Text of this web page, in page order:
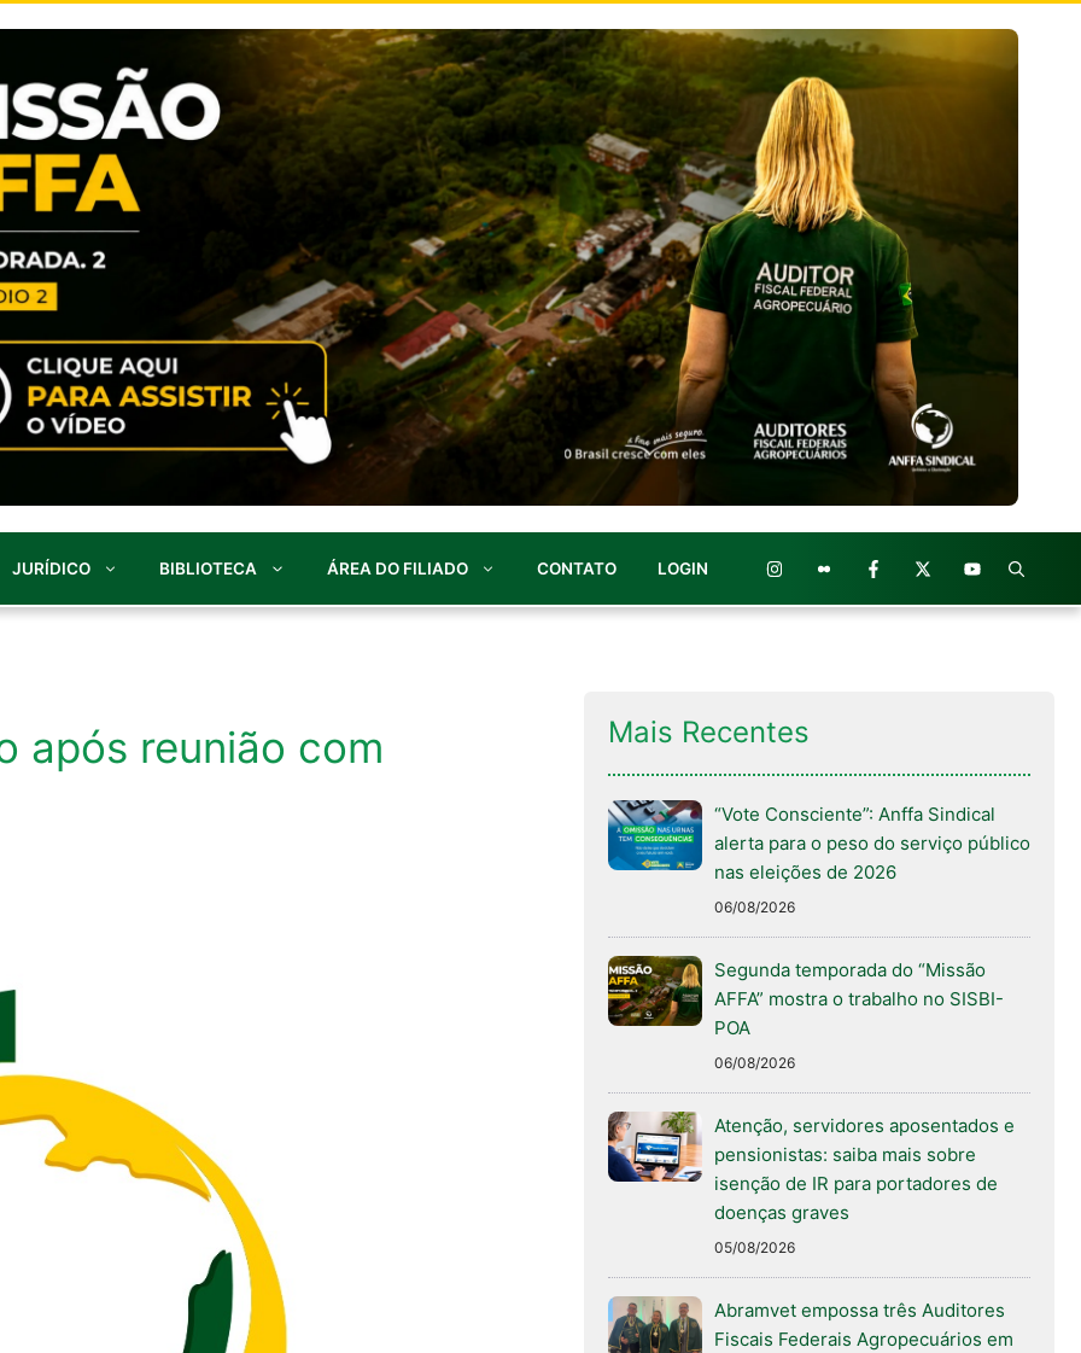
JURÍDICO BIBLIOTECA ÁREA DO FILIADO CONTATO LOGIN
após reunião com
Mais Recentes
“Vote Consciente”: Anffa Sindical
alerta para o peso do serviço público
nas eleições de 2026
06/08/2026
Segunda temporada do “Missão
AFFA” mostra o trabalho no SISBI-
POA
06/08/2026
Atenção, servidores aposentados e
pensionistas: saiba mais sobre
isenção de IR para portadores de
doenças graves
05/08/2026
Abramvet empossa três Auditores
Fiscais Federais Agropecuários em